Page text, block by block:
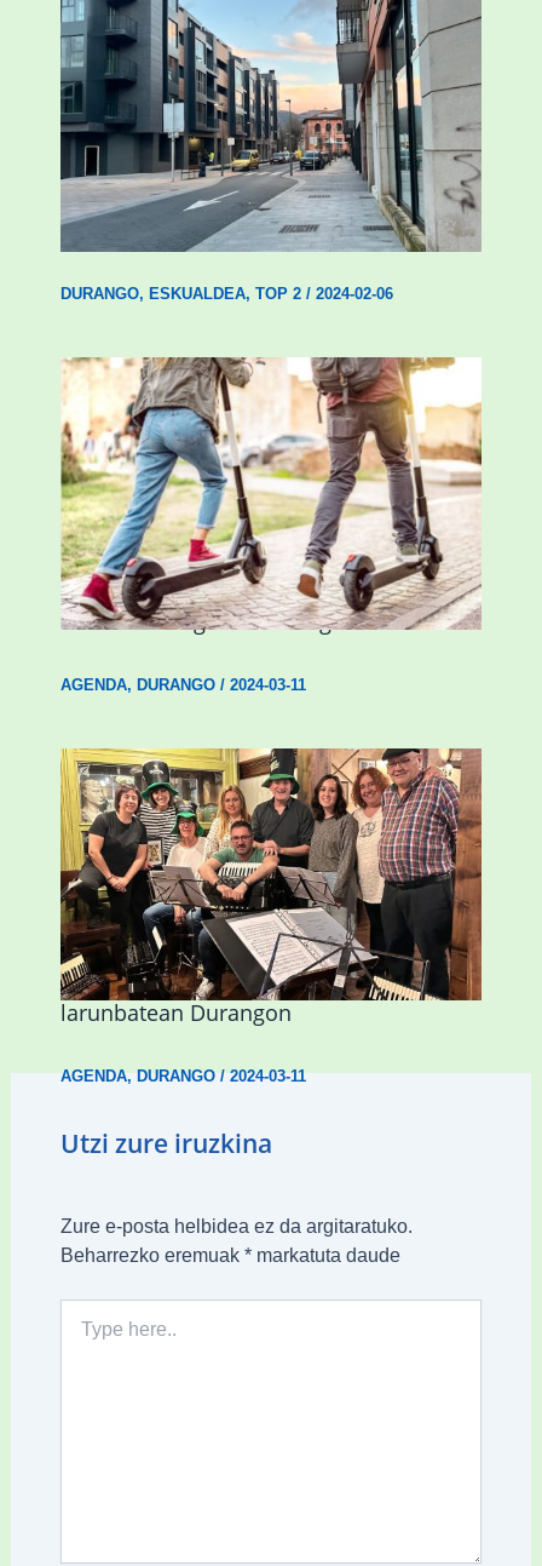
Udal etxebizitza tasatuei buruzko lehen
ordenantza izango du Durangok
DURANGO, ESKUALDEA, TOP 2/ 2024-02-06
Ostegun honetan “Oinezko
Nagusientzako Bide Segurtasuna”
hitzaldia izango da Durangon
AGENDA, DURANGO/ 2024-03-11
Herri Maite akordeoi taldeak S. Patrick
Irlandako patroia ospatuko du
larunbatean Durangon
AGENDA,DURANGO/2024-03-11
Utzi zure iruzkina
Zure e-posta helbidea ez da argitaratuko.
Beharrezko eremuak *markatuta daude
here..